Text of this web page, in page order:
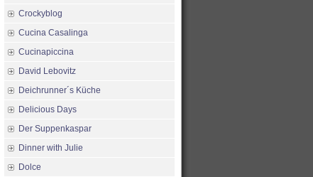
Crockyblog
Cucina Casalinga
Cucinapiccina
David Lebovitz
Deichrunner´s Küche
Delicious Days
Der Suppenkaspar
Dinner with Julie
Dolce